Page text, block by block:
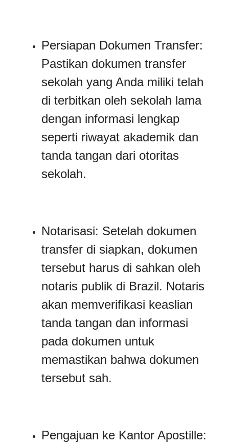
Persiapan Dokumen Transfer:
Pastikan dokumen transfer
sekolah yang Anda miliki telah
di terbitkan oleh sekolah lama
dengan informasi lengkap
seperti riwayat akademik dan
tanda tangan dari otoritas
sekolah.
Notarisasi: Setelah dokumen
transfer di siapkan, dokumen
tersebut harus di sahkan oleh
notaris publik di Brazil. Notaris
akan memverifikasi keaslian
tanda tangan dan informasi
pada dokumen untuk
memastikan bahwa dokumen
tersebut sah.
Pengajuan ke Kantor Apostille: